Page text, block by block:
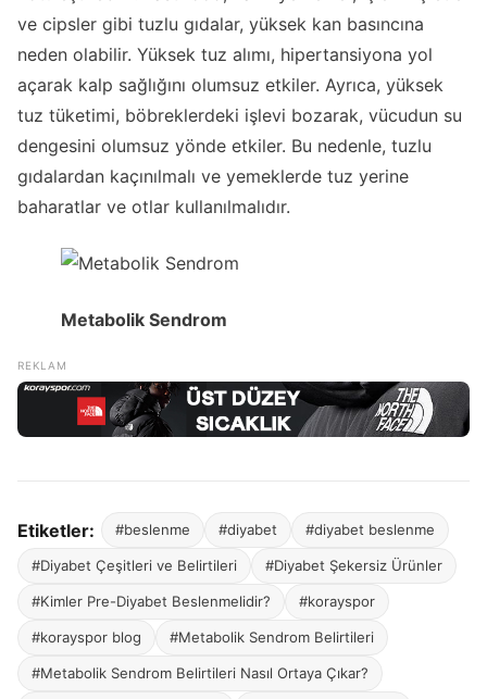
ve cipsler gibi tuzlu gıdalar, yüksek kan basıncına
neden olabilir. Yüksek tuz alımı, hipertansiyona yol
açarak kalp sağlığını olumsuz etkiler. Ayrıca, yüksek
tuz tüketimi, böbreklerdeki işlevi bozarak, vücudun su
dengesini olumsuz yönde etkiler. Bu nedenle, tuzlu
gıdalardan kaçınılmalı ve yemeklerde tuz yerine
baharatlar ve otlar kullanılmalıdır.
Metabolik Sendrom
Etiketler: #beslenme #diyabet #diyabet beslenme
#Diyabet Çeşitleri ve Belirtileri #Diyabet Şekersiz Ürünler
#Kimler Pre-Diyabet Beslenmelidir? #korayspor
#korayspor blog #Metabolik Sendrom Belirtileri
#Metabolik Sendrom Belirtileri Nasıl Ortaya Çıkar?